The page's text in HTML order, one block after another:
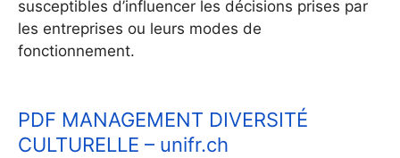
susceptibles d’influencer les décisions prises par
les entreprises ou leurs modes de
fonctionnement.
PDF MANAGEMENT DIVERSITÉ
CULTURELLE – unifr.ch